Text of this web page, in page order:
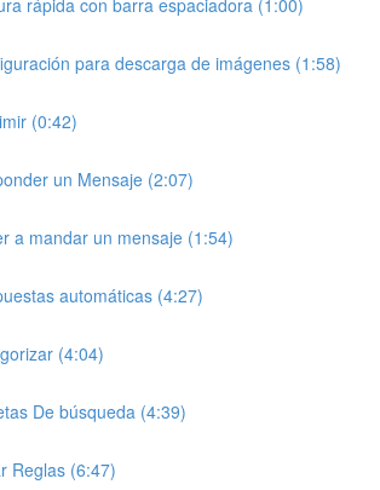
para descarga de imágenes (1:58)
(0:42)
un Mensaje (2:07)
a mandar un mensaje (1:54)
automáticas (4:27)
(4:04)
De búsqueda (4:39)
Reglas (6:47)